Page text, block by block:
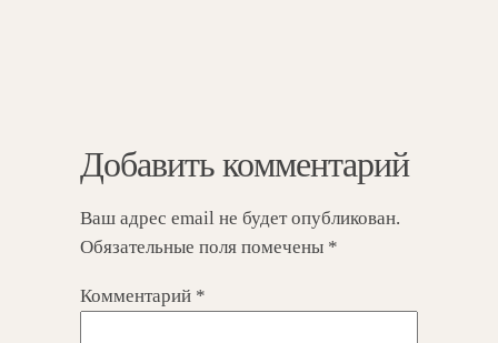
Добавить комментарий
Ваш адрес email не будет опубликован.
Обязательные поля помечены *
Комментарий *